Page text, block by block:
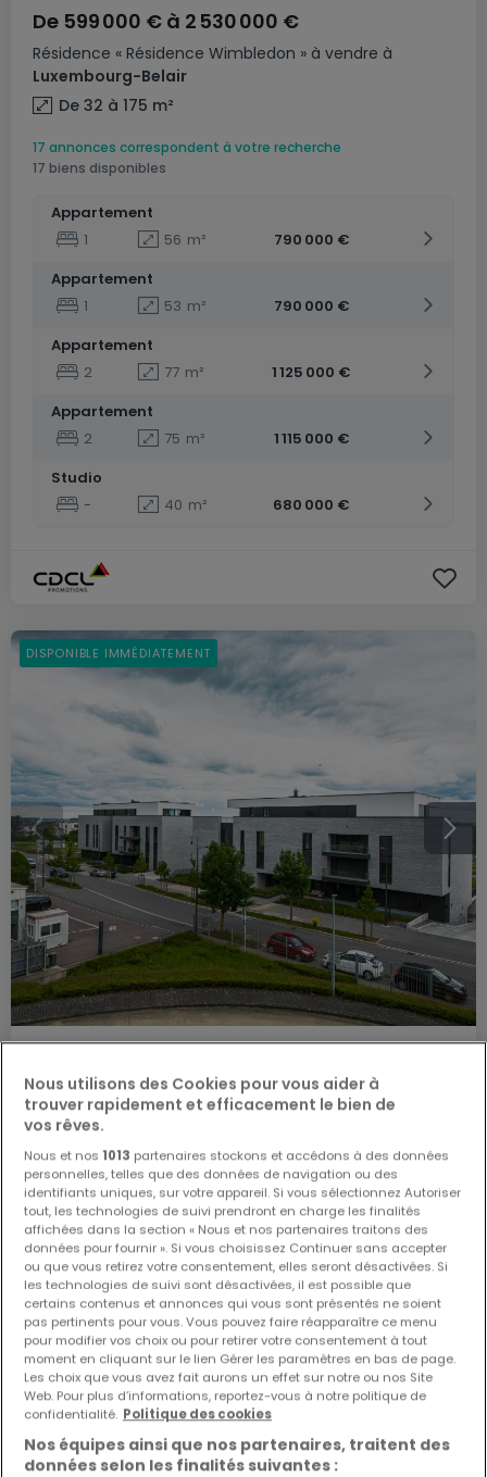
Résidence « Résidence Wimbledon » à vendre à
Luxembourg-Belair
De 599 000 € à 2 530 000 €
De 32 à 175 m²
17 annonces correspondent à votre recherche
17 biens disponibles
Appartement
1
56 m²
790 000 €
Appartement
1
53 m²
790 000 €
Appartement
2
77 m²
1 125 000 €
Appartement
2
75 m²
1 115 000 €
Studio
-
40 m² 680 000 €
Résidence « Résidences Mont Carmin & Mont Ruby à
Luxembou » à vendre àLuxembourg-Belair
DISPONIBLE IMMÉDIATEMENT
8 annonces correspondent à votre recherche
8 biens disponibles
Appartement
2
73 m²
960 000 €
Appartement
2
89 m²
1 118 000 €
Appartement
2
94 m²
1 177 000 €
Appartement
Nous utilisons des Cookies pour vous aider à
trouver rapidement et efficacement le bien de
vos rêves.
Nous et nos 1013 partenaires stockons et accédons à des données
personnelles, telles que des données de navigation ou des
identifiants uniques, sur votre appareil. Si vous sélectionnez Autoriser
tout, les technologies de suivi prendront en charge les finalités
affichées dans la section « Nous et nos partenaires traitons des
données pour fournir ». Si vous choisissez Continuer sans accepter
ou que vous retirez votre consentement, elles seront désactivées. Si
les technologies de suivi sont désactivées, il est possible que
certains contenus et annonces qui vous sont présentés ne soient
pas pertinents pour vous. Vous pouvez faire réapparaître ce menu
pour modifier vos choix ou pour retirer votre consentement à tout
moment en cliquant sur le lien Gérer les paramètres en bas de page.
Les choix que vous avez fait aurons un effet sur notre ou nos Site
Web. Pour plus d’informations, reportez-vous à notre politique de
confidentialité. Politique des cookies
Nos équipes ainsi que nos partenaires, traitent des
données selon les finalités suivantes :